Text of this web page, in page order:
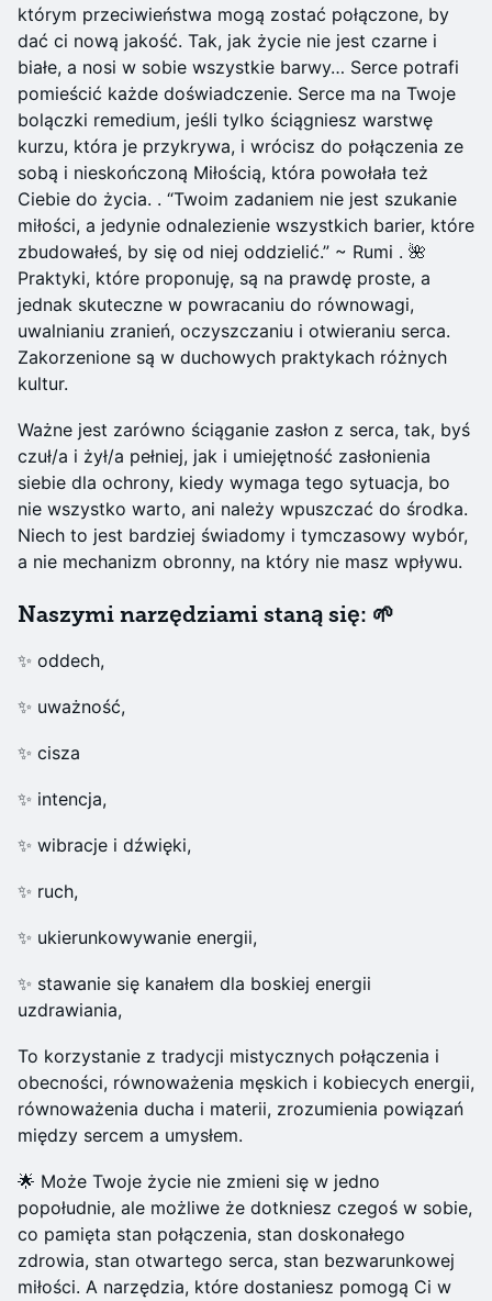
którym przeciwieństwa mogą zostać połączone, by
dać ci nową jakość. Tak, jak życie nie jest czarne i
białe, a nosi w sobie wszystkie barwy… Serce potrafi
pomieścić każde doświadczenie. Serce ma na Twoje
bolączki remedium, jeśli tylko ściągniesz warstwę
kurzu, która je przykrywa, i wrócisz do połączenia ze
sobą i nieskończoną Miłością, która powołała też
Ciebie do życia. . “Twoim zadaniem nie jest szukanie
miłości, a jedynie odnalezienie wszystkich barier, które
zbudowałeś, by się od niej oddzielić.” ~ Rumi . 🌺
Praktyki, które proponuję, są na prawdę proste, a
jednak skuteczne w powracaniu do równowagi,
uwalnianiu zranień, oczyszczaniu i otwieraniu serca.
Zakorzenione są w duchowych praktykach różnych
kultur.
Ważne jest zarówno ściąganie zasłon z serca, tak, byś
czuł/a i żył/a pełniej, jak i umiejętność zasłonienia
siebie dla ochrony, kiedy wymaga tego sytuacja, bo
nie wszystko warto, ani należy wpuszczać do środka.
Niech to jest bardziej świadomy i tymczasowy wybór,
a nie mechanizm obronny, na który nie masz wpływu.
Naszymi narzędziami staną się: 🌱
✨ oddech,
✨ uważność,
✨ cisza
✨ intencja,
✨ wibracje i dźwięki,
✨ ruch,
✨ ukierunkowywanie energii,
✨ stawanie się kanałem dla boskiej energii
uzdrawiania,
To korzystanie z tradycji mistycznych połączenia i
obecności, równoważenia męskich i kobiecych energii,
równoważenia ducha i materii, zrozumienia powiązań
między sercem a umysłem.
🌟 Może Twoje życie nie zmieni się w jedno
popołudnie, ale możliwe że dotkniesz czegoś w sobie,
co pamięta stan połączenia, stan doskonałego
zdrowia, stan otwartego serca, stan bezwarunkowej
miłości. A narzędzia, które dostaniesz pomogą Ci w